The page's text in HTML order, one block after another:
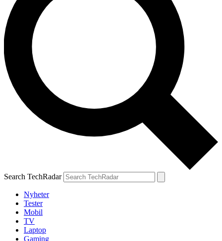
Search TechRadar
Nyheter
Tester
Mobil
TV
Laptop
Gaming